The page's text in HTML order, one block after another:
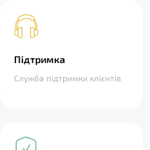
Підтримка
Служба підтримки клієнтів